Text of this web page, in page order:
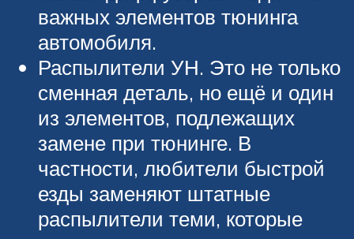
важных элементов тюнинга
автомобиля.
Распылители УН. Это не только
сменная деталь, но ещё и один
из элементов, подлежащих
замене при тюнинге. В
частности, любители быстрой
езды заменяют штатные
распылители теми, которые